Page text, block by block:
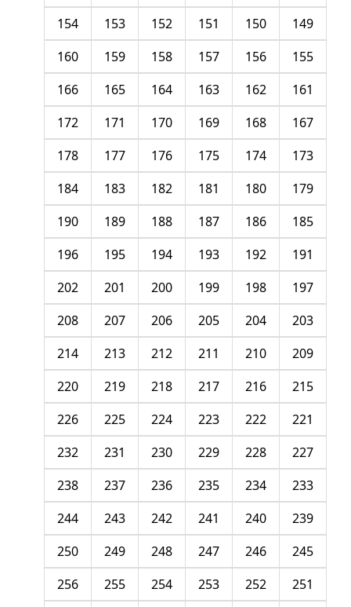
149
150
151
152
153
154
155
156
157
158
159
160
161
162
163
164
165
166
167
168
169
170
171
172
173
174
175
176
177
178
179
180
181
182
183
184
185
186
187
188
189
190
191
192
193
194
195
196
197
198
199
200
201
202
203
204
205
206
207
208
209
210
211
212
213
214
215
216
217
218
219
220
221
222
223
224
225
226
227
228
229
230
231
232
233
234
235
236
237
238
239
240
241
242
243
244
245
246
247
248
249
250
251
252
253
254
255
256